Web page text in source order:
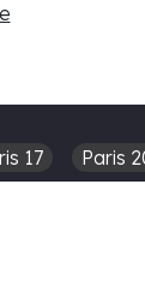
17 Paris